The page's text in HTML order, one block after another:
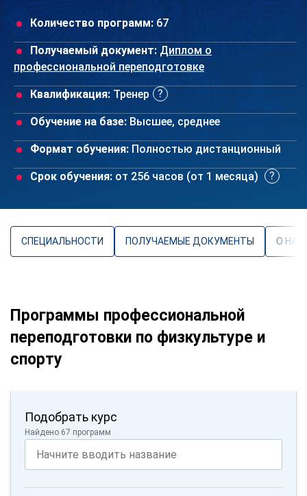
Количество программ: 67
Получаемый документ: Диплом о
профессиональной переподготовке
Квалификация: Тренер
Обучение на базе: Высшее, среднее
Формат обучения: Полностью дистанционный
Срок обучения: от 256 часов (от 1 месяца)
СПЕЦИАЛЬНОСТИ ПОЛУЧАЕМЫЕ ДОКУМЕНТЫ О
Программы профессиональной
переподготовки по физкультуре и
спорту
Подобрать курс
Найдено 67 программ